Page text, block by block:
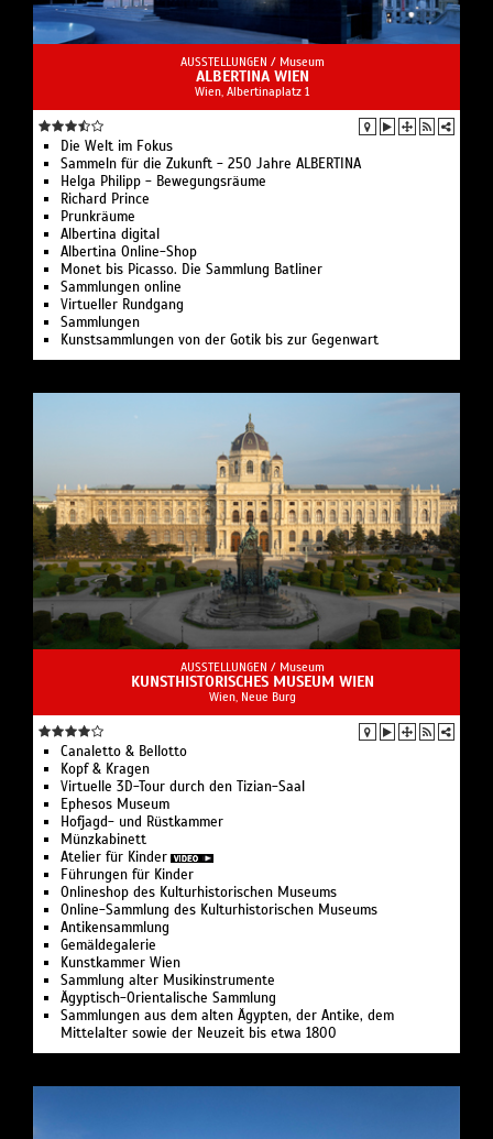
AUSSTELLUNGEN / Museum
ALBERTINA WIEN
Wien, Albertinaplatz 1
Die Welt im Fokus
Sammeln für die Zukunft - 250 Jahre ALBERTINA
Helga Philipp - Bewegungsräume
Richard Prince
Prunkräume
Albertina digital
Albertina Online-Shop
Monet bis Picasso. Die Sammlung Batliner
Sammlungen online
Virtueller Rundgang
Sammlungen
Kunstsammlungen von der Gotik bis zur Gegenwart
AUSSTELLUNGEN / Museum
KUNSTHISTORISCHES MUSEUM WIEN
Wien, Neue Burg
Canaletto & Bellotto
Kopf & Kragen
Virtuelle 3D-Tour durch den Tizian-Saal
Ephesos Museum
Hofjagd- und Rüstkammer
Münzkabinett
Atelier für Kinder
Führungen für Kinder
Onlineshop des Kulturhistorischen Museums
Online-Sammlung des Kulturhistorischen Museums
Antikensammlung
Gemäldegalerie
Kunstkammer Wien
Sammlung alter Musikinstrumente
Ägyptisch-Orientalische Sammlung
Sammlungen aus dem alten Ägypten, der Antike, dem
Mittelalter sowie der Neuzeit bis etwa 1800